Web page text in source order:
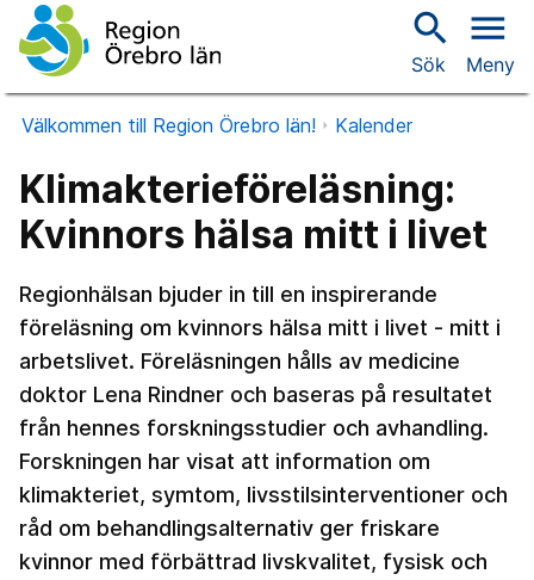
search
Sök
menu
Meny
Välkommen till Region Örebro län! Kalender
Klimakterieföreläsning:
Kvinnors hälsa mitt i livet
Regionhälsan bjuder in till en inspirerande
föreläsning om kvinnors hälsa mitt i livet - mitt i
arbetslivet. Föreläsningen hålls av medicine
doktor Lena Rindner och baseras på resultatet
från hennes forskningsstudier och avhandling.
Forskningen har visat att information om
klimakteriet, symtom, livsstilsinterventioner och
råd om behandlingsalternativ ger friskare
kvinnor med förbättrad livskvalitet, fysisk och